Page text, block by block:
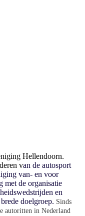
Hellendoorn.
van de autosport
van- en voor
met de organisatie
en
doelgroep. Sinds
autoritten in Nederland